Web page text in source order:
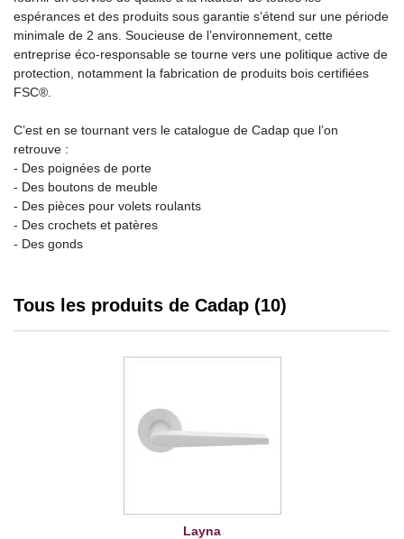
espérances et des produits sous garantie s’étend sur une période
minimale de 2 ans. Soucieuse de l’environnement, cette
entreprise éco-responsable se tourne vers une politique active de
protection, notamment la fabrication de produits bois certifiées
FSC®.
C’est en se tournant vers le catalogue de Cadap que l’on
retrouve :
- Des poignées de porte
- Des boutons de meuble
- Des pièces pour volets roulants
- Des crochets et patères
- Des gonds
Tous les produits de Cadap (10)
Layna